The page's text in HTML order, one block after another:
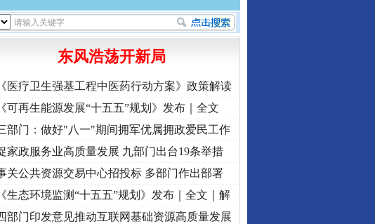
东风浩荡开新局
《医疗卫生强基工程中医药行动方案》政策解读
《可再生能源发展“十五五”规划》发布｜全文
部门：做好"八一"期间拥军优属拥政爱民工作
家政服务业高质量发展 九部门出台19条举措
关公共资源交易中心招投标 多部门作出部署
《生态环境监测“十五五”规划》发布｜全文｜解
部门印发意见推动互联网基础资源高质量发展